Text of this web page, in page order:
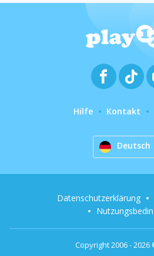
Hilfe Kontakt
Deutsch
Copyright 2006 - 2026
Datenschutzerklärung